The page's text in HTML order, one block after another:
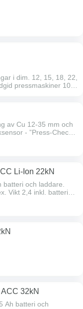
i dim. 12, 15, 18, 22,
av Cu 12-35 mm och
- ”Press-Check!”
Li-Ion 22kN
och laddare.
32kN
Ah batteri och